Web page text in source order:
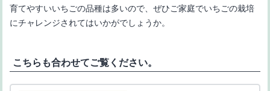
育てやすいいちごの品種は多いので、ぜひご家庭でいちごの栽培
にチャレンジされてはいかがでしょうか。
こちらも合わせてご覧ください。